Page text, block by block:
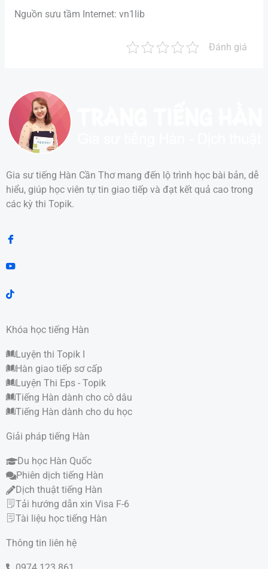
Nguồn sưu tầm Internet: vn1lib
Đánh giá
Gia sư tiếng Hàn Cần Thơ mang đến lộ trình học bài bản, dễ
hiểu, giúp học viên tự tin giao tiếp và đạt kết quả cao trong
các kỳ thi Topik.
Khóa học tiếng Hàn
Luyện thi Topik I
Hàn giao tiếp sơ cấp
Luyện Thi Eps - Topik
Tiếng Hàn dành cho cô dâu
Tiếng Hàn dành cho du học
Giải pháp tiếng Hàn
Du học Hàn Quốc
Phiên dịch tiếng Hàn
Dịch thuật tiếng Hàn
Tải hướng dẫn xin Visa F-6
Tài liệu học tiếng Hàn
Thông tin liên hệ